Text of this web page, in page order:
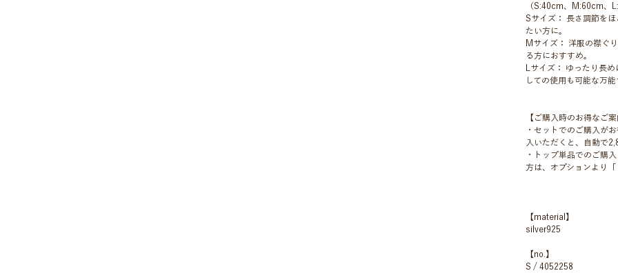
（S:40cm、M:60cm、
Sサイズ： 長さ調節を
たい方に。
Mサイズ： 洋服の襟ぐ
る方におすすめ。
Lサイズ： ゆったり長
しての使用も可能な万能
【ご購入時のお得なご
・セットでのご購入が
入いただくと、自動で
・トップ単品でのご購
方は、オプションより
【material】
silver925
【no.】
S / 4052258